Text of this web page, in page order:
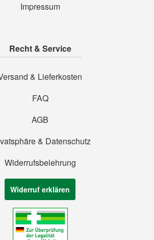
Impressum
Recht & Service
& Lieferkosten
FAQ
AGB
& Datenschutz
Widerrufsbelehrung
Widerruf erklären